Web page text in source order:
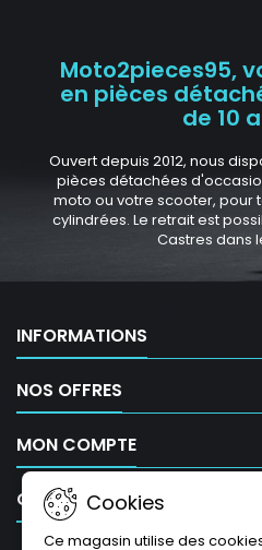
Moto2pieces95,
en pièces
de 10
Ouvert depuis 2012, nous
pièces détachées
moto ou votre scooter, pour
cylindrées. Le retrait est
Castres dans
INFORMATIONS
NOS OFFRES
MON COMPTE
CONTACTCookies
Ce magasin utilise des